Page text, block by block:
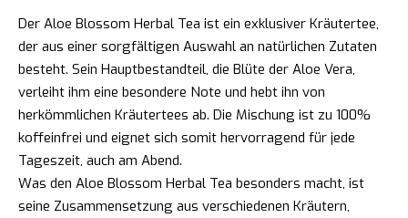
Der Aloe Blossom Herbal Tea ist ein exklusiver Kräutertee,
der aus einer sorgfältigen Auswahl an natürlichen Zutaten
besteht. Sein Hauptbestandteil, die Blüte der Aloe Vera,
verleiht ihm eine besondere Note und hebt ihn von
herkömmlichen Kräutertees ab. Die Mischung ist zu 100%
koffeinfrei und eignet sich somit hervorragend für jede
Tageszeit, auch am Abend.
Was den Aloe Blossom Herbal Tea besonders macht, ist
seine Zusammensetzung aus verschiedenen Kräutern,